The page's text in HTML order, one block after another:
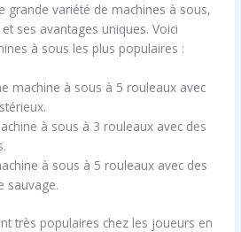
grande variété de machines à sous,
ses avantages uniques. Voici
à sous les plus populaires :
machine à sous à 5 rouleaux avec
à sous à 3 rouleaux avec des
à sous à 5 rouleaux avec des
sauvage.
très populaires chez les joueurs en